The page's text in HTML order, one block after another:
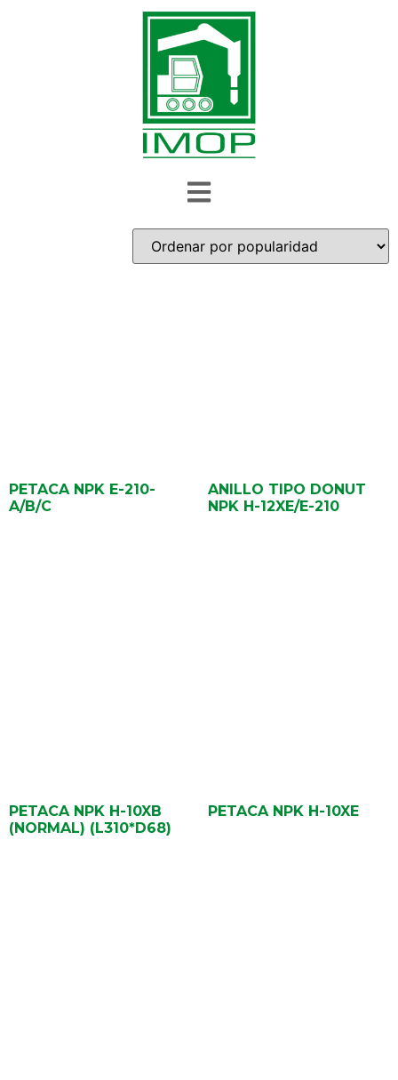
PETACA NPK E-210-
A/B/C
ANILLO TIPO DONUT
NPK H-12XE/E-210
PETACA NPK H-10XB
(NORMAL) (L310*D68)
PETACA NPK H-10XE